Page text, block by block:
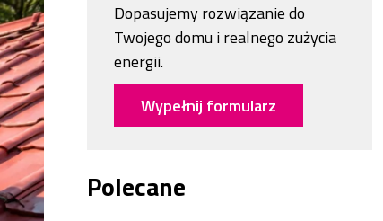
Dopasujemy rozwiązanie do
Twojego domu i realnego zużycia
energii.
Wypełnij formularz
Polecane